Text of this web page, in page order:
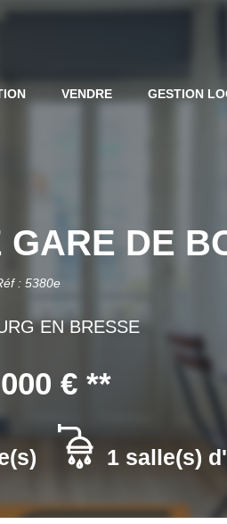
VENDRE GESTION
DE
: 5380e
EN BRESSE
€ **
1 salle(s)